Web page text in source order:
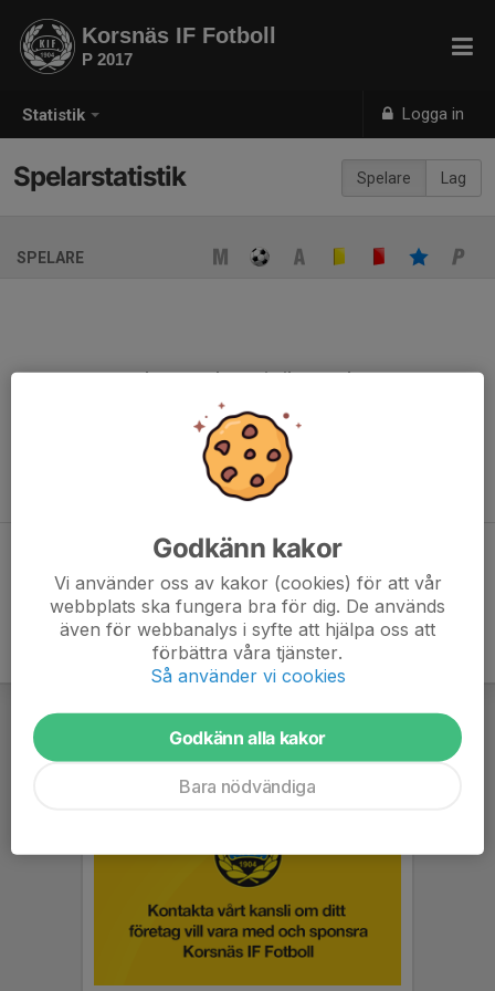
Statistik Logga in
Korsnäs IF Fotboll
P 2017
Spelare Lag
Spelarstatistik
SPELARE
Ingen spelarstatistik sparad
När ni fyller i uppställning på respektive match visas statistiken
automatiskt på denna sida
Godkänn kakor
Vi använder oss av kakor (cookies) för att vår
webbplats ska fungera bra för dig. De används
även för webbanalys i syfte att hjälpa oss att
förbättra våra tjänster.
Så använder vi cookies
Godkänn alla kakor
Bara nödvändiga